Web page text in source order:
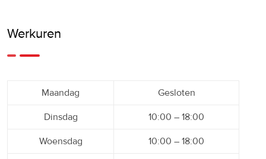
Werkuren
Maandag Gesloten
Dinsdag 10:00 – 18:00
Woensdag 10:00 – 18:00